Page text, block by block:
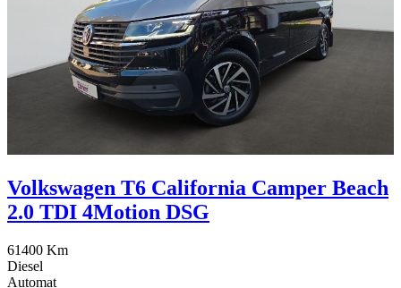
Volkswagen T6 California Camper Beach
2.0 TDI 4Motion DSG
61400 Km
Diesel
Automat